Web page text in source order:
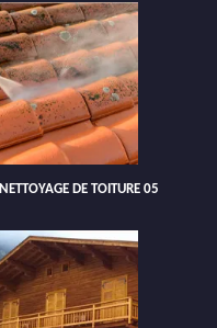
NETTOYAGE DE TOITURE 05